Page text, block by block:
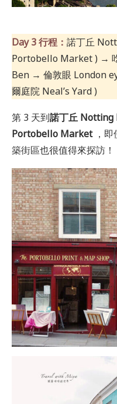
Day 3 行程： 諾丁丘
Portobello Market ) →
Ben → 倫敦眼 London
爾庭院 Neal’s Yard )
第 3 天到諾丁丘 Notting
Portobello Market ，
築街區也很值得來探訪！